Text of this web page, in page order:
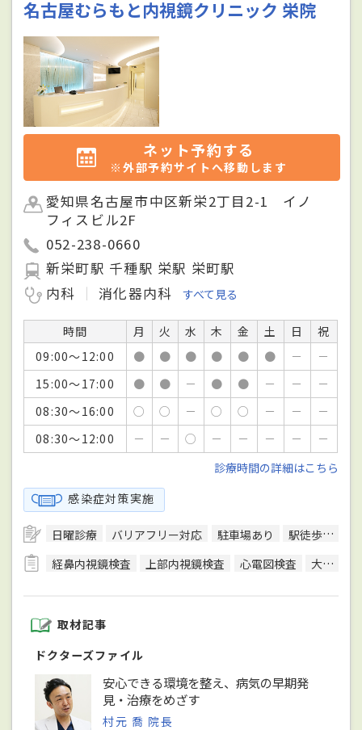
名古屋むらもと内視鏡クリニック 栄院
ネット予約する
※外部予約サイトへ移動します
愛知県名古屋市中区新栄2丁目2-1 イノ
フィスビル2F
052-238-0660
新栄町駅 千種駅 栄駅 栄町駅
内科
消化器内科 すべて見る
時間 月 火 水 木 金 土 日
祝
09:00～12:00
● ● ● ● ● ● －
－
15:00～17:00
● ● － ● ● － －
－
08:30～16:00
○ ○ － ○ ○ － －
－
08:30～12:00
－ － ○ － － － －
－
診療時間の詳細はこちら
感染症対策実施
日曜診療 バリアフリー対応 駐車場あり
駅徒歩5分圏内
経鼻内視鏡検査
上部内視鏡検査 心電図検査 大腸生検
取材記事
ドクターズファイル
安心できる環境を整え、病気の早期発
見・治療をめざす
村元 喬 院長